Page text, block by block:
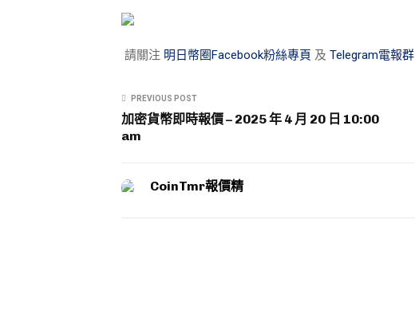
請關注 明日幣圈Facebook粉絲專頁 及 Telegram電報群
PREVIOUS POST
加密貨幣即時報價 – 2025 年 4 月 20 日 10:00
am
CoinTmr報價精